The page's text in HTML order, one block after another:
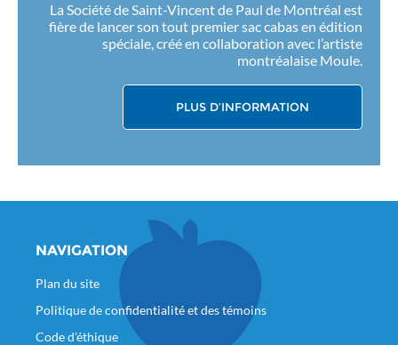
La Société de Saint-Vincent de Paul de Montréal est
fière de lancer son tout premier sac cabas en édition
spéciale, créé en collaboration avec l’artiste
montréalaise Moule.
PLUS D’INFORMATION
NAVIGATION
Plan du site
Politique de confidentialité et des témoins
Code d'éthique